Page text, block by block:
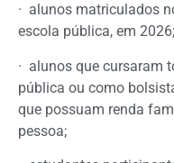
· alunos matriculados
escola pública, em 2026;
· alunos que cursaram
pública ou como
que possuam renda
pessoa;